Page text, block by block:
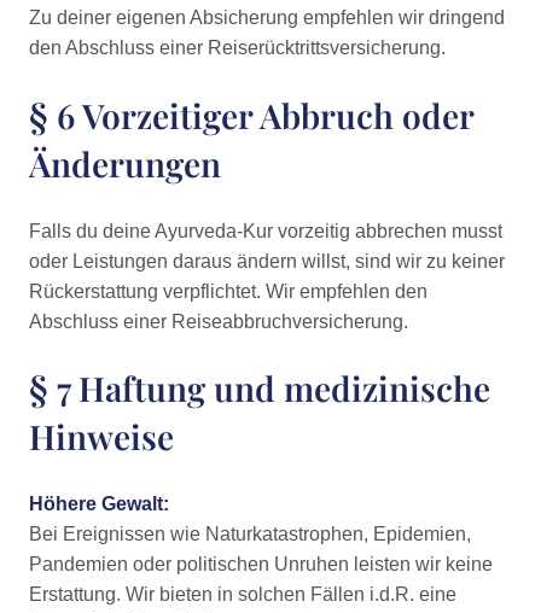
Zu deiner eigenen Absicherung empfehlen wir dringend
den Abschluss einer Reiserücktrittsversicherung.
§ 6 Vorzeitiger Abbruch oder
Änderungen
Falls du deine Ayurveda-Kur vorzeitig abbrechen musst
oder Leistungen daraus ändern willst, sind wir zu keiner
Rückerstattung verpflichtet. Wir empfehlen den
Abschluss einer Reiseabbruchversicherung.
§ 7 Haftung und medizinische
Hinweise
Höhere Gewalt:
Bei Ereignissen wie Naturkatastrophen, Epidemien,
Pandemien oder politischen Unruhen leisten wir keine
Erstattung. Wir bieten in solchen Fällen i.d.R. eine